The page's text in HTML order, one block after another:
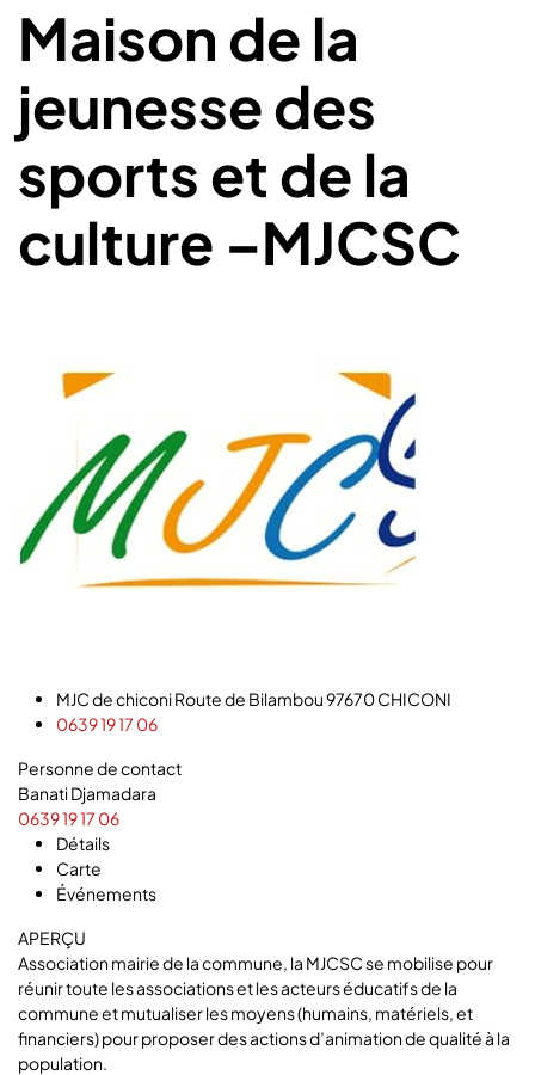
Maison de la
jeunesse des
sports et de la
culture –MJCSC
MJC de chiconi Route de Bilambou 97670 CHICONI
0639 19 17 06
Personne de contact
Banati Djamadara
0639 19 17 06
Détails
Carte
Événements
APERÇU
Association mairie de la commune, la MJCSC se mobilise pour
réunir toute les associations et les acteurs éducatifs de la
commune et mutualiser les moyens (humains, matériels, et
financiers) pour proposer des actions d’animation de qualité à la
population.